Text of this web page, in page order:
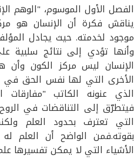
الفصل الأول الموسوم، "الوهم
يناقش فكرة أن الإنسان هو
موجود لخدمته. حيث يجادل
وأنها تؤدي إلى نتائج سلبية
الإنسان ليس مركز الكون وأن
الأخرى التي لها نفس الحق في
الذي عنونه الكاتب "مفارقات
فيتطرّق إلى التناقضات في الروح
التي تعترف بحدود العلم
بقوته.فمن الواضح أن العلم
الأشياء التي لا يمكن تفسيرها